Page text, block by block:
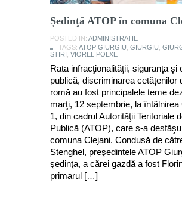
Ședinţă ATOP în comuna
POSTED IN: ADMINISTRATIE
TAGS: ATOP GIURGIU GIURGIU
STIRI VIOREL POLXE
Rata infracţionalităţii, siguranţa şi
publică, discriminarea cetăţenilor
romă au fost principalele teme
marţi, 12 septembrie, la întâlnirea
1, din cadrul Autorităţii Teritoriale
Publică (ATOP), care s-a
comuna Clejani. Condusă de
Stenghel, preşedintele ATOP
şedinţa, a cărei gazdă a fost
primarul […]